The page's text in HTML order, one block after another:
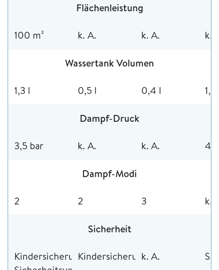
Flächenleistung
100 m² k. A. k. A. k.
Wassertank Volumen
1,3 l 0,5 l 0,4 l
Dampf-Druck
3,5 bar k. A. k. A.
Dampf-Modi
2 2 3 k.
Sicherheit
Kindersicherung,Kindersicherungk. A.